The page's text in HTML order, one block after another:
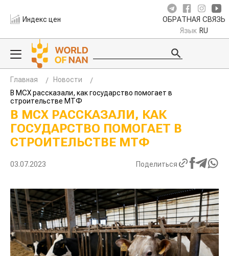
Индекс цен ОБРАТНАЯ СВЯЗЬ
Язык RU
Главная
Новости
В МСХ рассказали, как государство помогает в
строительстве МТФ
В МСХ РАССКАЗАЛИ, КАК
ГОСУДАРСТВО ПОМОГАЕТ В
СТРОИТЕЛЬСТВЕ МТФ
03.07.2023 Поделиться